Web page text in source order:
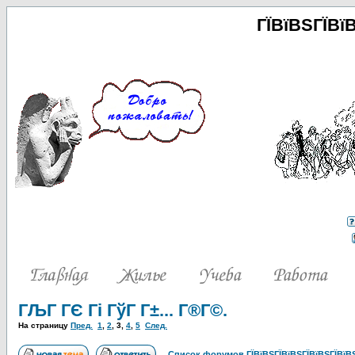
ГЉГ ГЄ Гі ГўГ Г±... Г®Г©.
На страницу Пред. 1 2 3 4 5 След.